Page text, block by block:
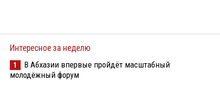
Интересное за неделю
1
В Абхазии впервые пройдёт масштабный
молодёжный форум